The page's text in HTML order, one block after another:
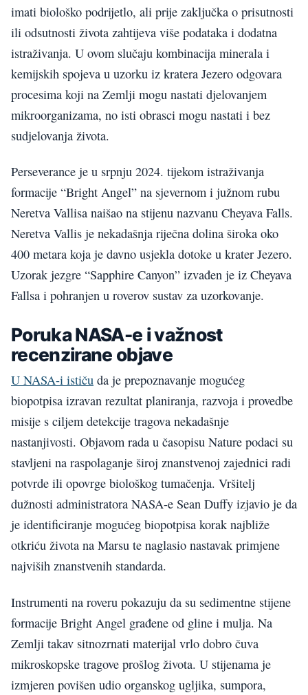
imati biološko podrijetlo, ali prije zaključka o prisutnosti
ili odsutnosti života zahtijeva više podataka i dodatna
istraživanja. U ovom slučaju kombinacija minerala i
kemijskih spojeva u uzorku iz kratera Jezero odgovara
procesima koji na Zemlji mogu nastati djelovanjem
mikroorganizama, no isti obrasci mogu nastati i bez
sudjelovanja života.
Perseverance je u srpnju 2024. tijekom istraživanja
formacije “Bright Angel” na sjevernom i južnom rubu
Neretva Vallisa naišao na stijenu nazvanu Cheyava Falls.
Neretva Vallis je nekadašnja riječna dolina široka oko
400 metara koja je davno usjekla dotoke u krater Jezero.
Uzorak jezgre “Sapphire Canyon” izvađen je iz Cheyava
Fallsa i pohranjen u roverov sustav za uzorkovanje.
Poruka NASA-e i važnost
recenzirane objave
U NASA-i ističu da je prepoznavanje mogućeg
biopotpisa izravan rezultat planiranja, razvoja i provedbe
misije s ciljem detekcije tragova nekadašnje
nastanjivosti. Objavom rada u časopisu Nature podaci su
stavljeni na raspolaganje široj znanstvenoj zajednici radi
potvrde ili opovrge biološkog tumačenja. Vršitelj
dužnosti administratora NASA-e Sean Duffy izjavio je da
je identificiranje mogućeg biopotpisa korak najbliže
otkriću života na Marsu te naglasio nastavak primjene
najviših znanstvenih standarda.
Instrumenti na roveru pokazuju da su sedimentne stijene
formacije Bright Angel građene od gline i mulja. Na
Zemlji takav sitnozrnati materijal vrlo dobro čuva
mikroskopske tragove prošlog života. U stijenama je
izmjeren povišen udio organskog ugljika, sumpora,